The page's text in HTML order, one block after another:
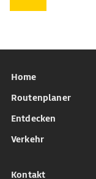
Home
Routenplaner
Entdecken
Verkehr
Kontakt